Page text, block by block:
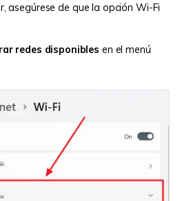
asegúrese de que la opción Wi-Fi
redes disponibles en el menú